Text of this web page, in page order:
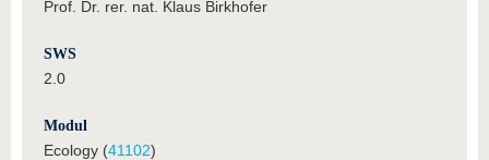
Prof. Dr. rer. nat. Klaus Birkhofer
SWS
2.0
Modul
Ecology (41102)